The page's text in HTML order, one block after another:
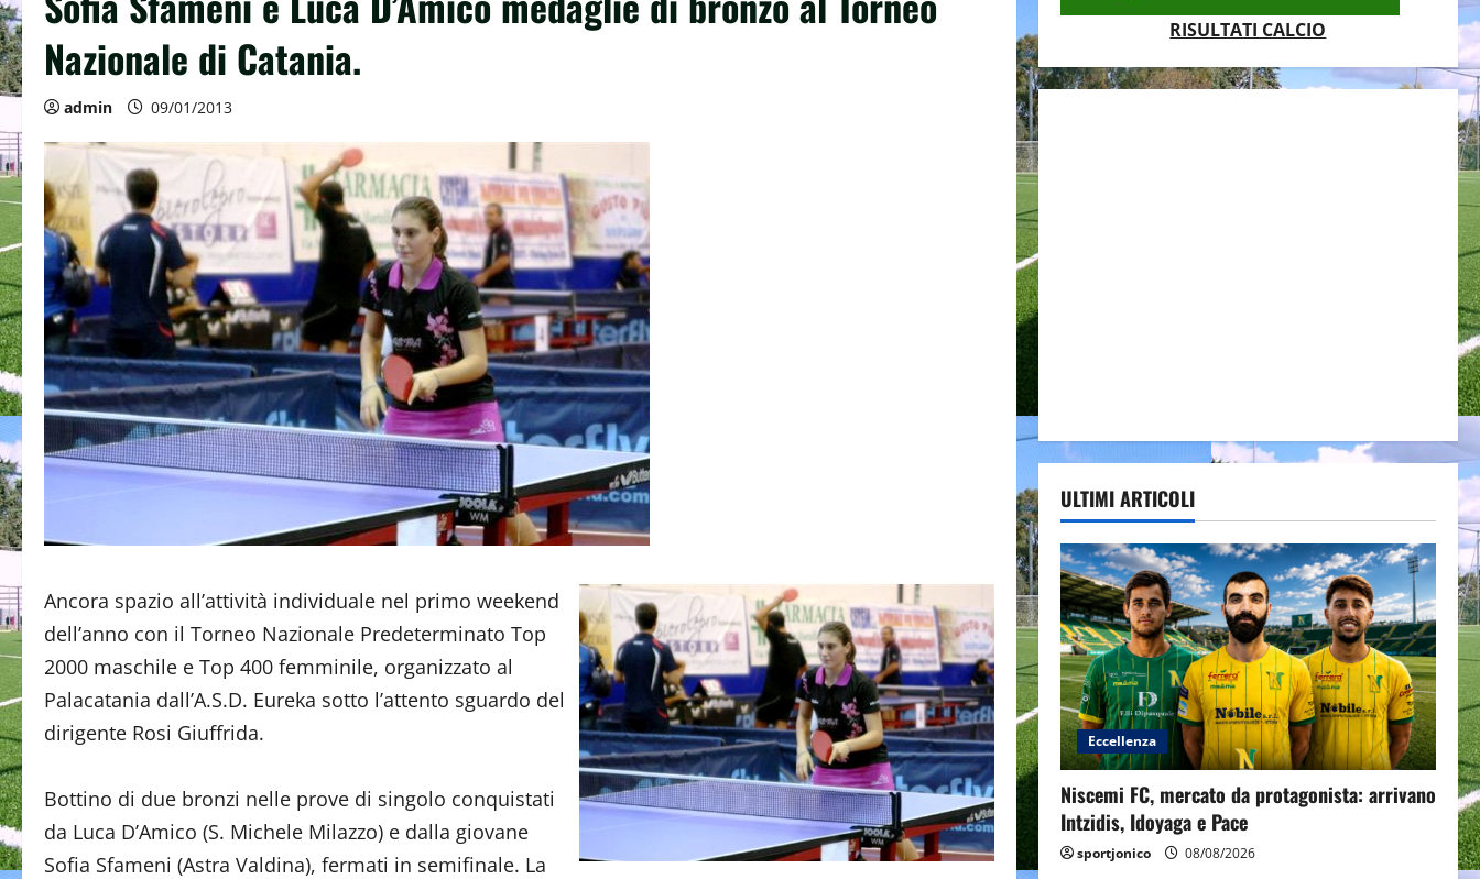
Nazionale di Catania.
admin 09/01/2013
Ancora spazio all’attività individuale nel primo weekend
dell’anno con il Torneo Nazionale Predeterminato Top
2000 maschile e Top 400 femminile, organizzato al
Palacatania dall’A.S.D. Eureka sotto l’attento sguardo del
dirigente Rosi Giuffrida.
Bottino di due bronzi nelle prove di singolo conquistati
da Luca D’Amico (S. Michele Milazzo) e dalla giovane
Sofia Sfameni (Astra Valdina), fermati in semifinale. La
RISULTATI CALCIO
ULTIMI ARTICOLI
Eccellenza
Niscemi FC, mercato da protagonista: arrivano
Intzidis, Idoyaga e Pace
sportjonico 08/08/2026